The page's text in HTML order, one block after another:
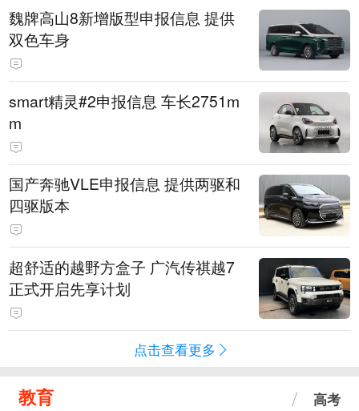
魏牌高山8新增版型申报信息 提供
双色车身
smart精灵#2申报信息 车长2751m
m
国产奔驰VLE申报信息 提供两驱和
四驱版本
超舒适的越野方盒子 广汽传祺越7
正式开启先享计划
点击查看更多
教育 高考